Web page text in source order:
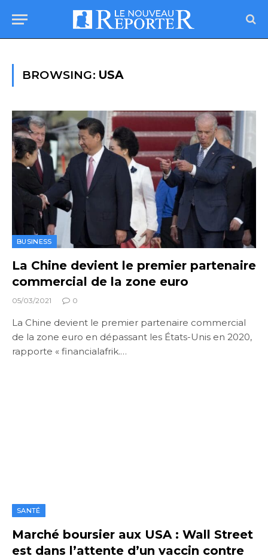
BROWSING: USA
BUSINESS
La Chine devient le premier partenaire
commercial de la zone euro
05/03/2021 0
La Chine devient le premier partenaire commercial
de la zone euro en dépassant les États-Unis en 2020,
rapporte « financialafrik.…
SANTÉ
Marché boursier aux USA : Wall Street
est dans l’attente d’un vaccin contre